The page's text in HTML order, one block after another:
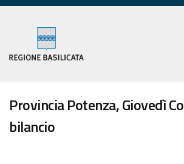
Provincia Potenza, Giovedì
bilancio